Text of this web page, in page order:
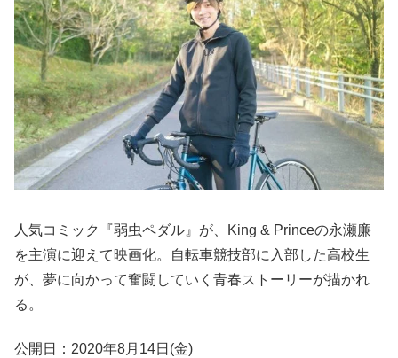
人気コミック『弱虫ペダル』が、King & Princeの永瀬廉
を主演に迎えて映画化。自転車競技部に入部した高校生
が、夢に向かって奮闘していく青春ストーリーが描かれ
る。
公開日：2020年8月14日(金)